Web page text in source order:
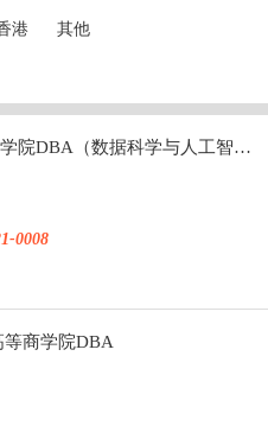
港 其他
法国雷恩商学院DBA（数据科学与人工智能方向）
0008
等商学院DBA